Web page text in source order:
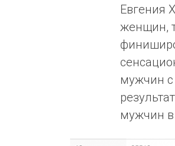
Евгения
женщин,
мужчин с
мужчин в